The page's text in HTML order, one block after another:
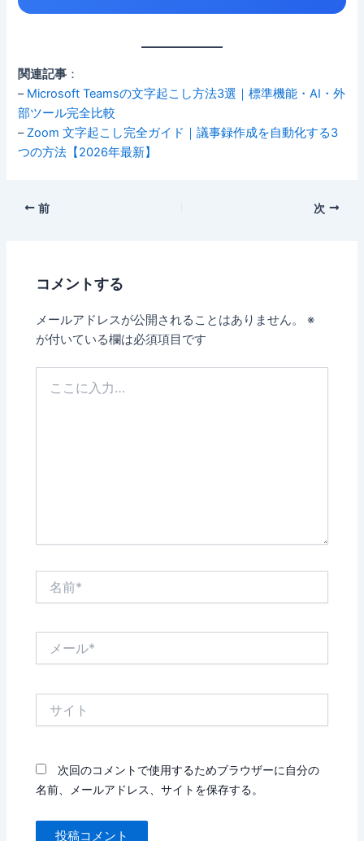
関連記事 ：
– Microsoft Teamsの文字起こし方法3選｜標準機能・AI・外
部ツール完全比較
– Zoom 文字起こし完全ガイド｜議事録作成を自動化する3
つの方法【2026年最新】
前 次
コメントする
メールアドレスが公開されることはありません。
※
が付いている欄は必須項目です
次回のコメントで使用するためブラウザーに自分の
名前、メールアドレス、サイトを保存する。